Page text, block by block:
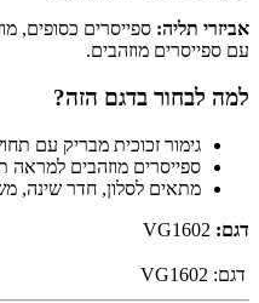
אביזרי תליה: ספייסרים כסופים,
עם ספייסרים מוזהבים.
למה לבחור בדגם הזה?
גימור זכוכית מבריק עם
ספייסרים מוזהבים למראה
מתאים לסלון, חדר שינה,
דגם:
דגם: VG1602